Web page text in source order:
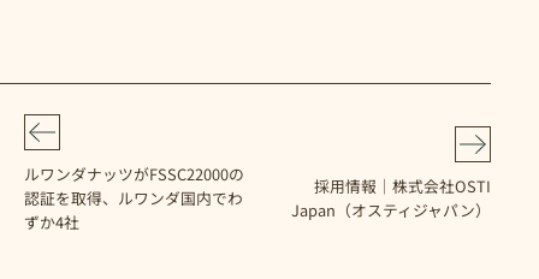
ルワンダナッツがFSSC22000の
認証を取得、ルワンダ国内でわ
ずか4社
採用情報｜株式会社OSTI
Japan（オスティジャパン）